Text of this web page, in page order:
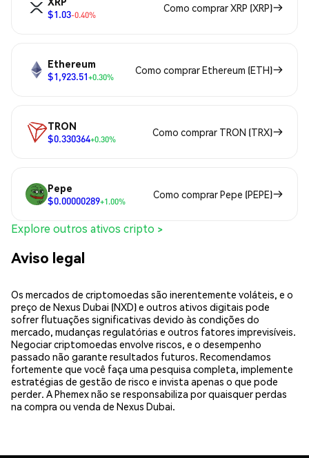
$1.03-0.40%
Como comprar XRP (XRP)
Ethereum
$1,923.51+0.30%
Como comprar Ethereum (ETH)
TRON
$0.330364+0.30%
Como comprar TRON (TRX)
Pepe
$0.00000289+1.00%
Como comprar Pepe (PEPE)
Explore outros ativos cripto >
Aviso legal
Os mercados de criptomoedas são inerentemente voláteis, e o
preço de Nexus Dubai (NXD) e outros ativos digitais pode
sofrer flutuações significativas devido às condições do
mercado, mudanças regulatórias e outros fatores imprevisíveis.
Negociar criptomoedas envolve riscos, e o desempenho
passado não garante resultados futuros. Recomendamos
fortemente que você faça uma pesquisa completa, implemente
estratégias de gestão de risco e invista apenas o que pode
perder. A Phemex não se responsabiliza por quaisquer perdas
na compra ou venda de Nexus Dubai.